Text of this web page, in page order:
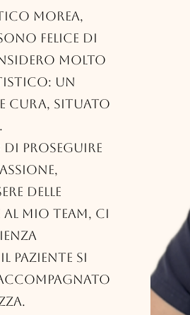
Morea,
felice di
molto
un
cura, situato
di proseguire
delle
mio team, ci
paziente si